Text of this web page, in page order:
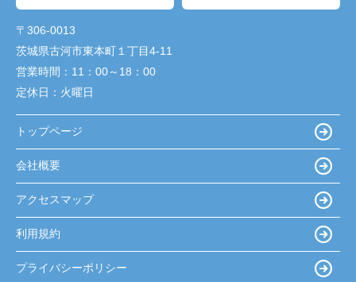
〒306-0013
茨城県古河市東本町１丁目4-11
営業時間： 11：00～18：00
定休日： 火曜日
トップページ
会社概要
アクセスマップ
利用規約
プライバシーポリシー